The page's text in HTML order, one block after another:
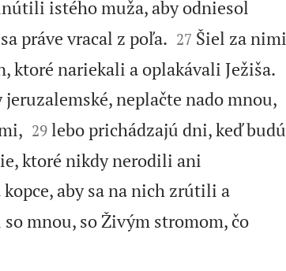
istého muža, aby odniesol
práve vracal z poľa.
27 Šiel za nimi
ktoré nariekali a oplakávali Ježiša.
neplačte nado mnou,


29 lebo prichádzajú dni, keď budú
ktoré nikdy nerodili ani
aby sa na nich zrútili a
mnou, so Živým stromom, čo